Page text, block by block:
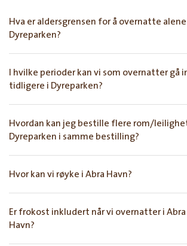
Hva er aldersgrensen for å overnatte
Dyreparken?
I hvilke perioder kan vi som overnatter gå
tidligere i Dyreparken?
Hvordan kan jeg bestille flere rom/
Dyreparken i samme bestilling?
Hvor kan vi røyke i Abra Havn?
Er frokost inkludert når vi overnatter i Abra
Havn?